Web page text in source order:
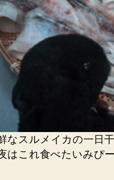
なスルメイカの一日
はこれ食べたいみぴー